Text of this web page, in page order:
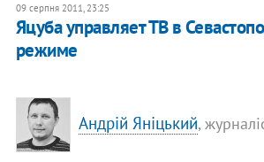
09 серпня 2011, 23:25
Яцуба управляет ТВ в
режиме
Андрій Яніцький,